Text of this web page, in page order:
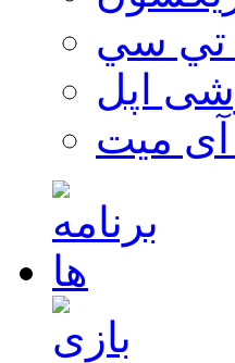
تي سي
اپل
میت